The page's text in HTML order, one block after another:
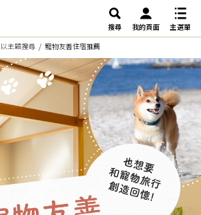
搜尋 我的頁面
主選單
以主題搜尋 寵物友善住宿推薦